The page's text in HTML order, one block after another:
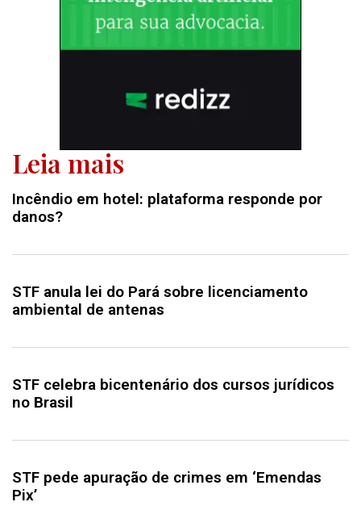
Leia mais
Incêndio em hotel: plataforma responde por
danos?
STF anula lei do Pará sobre licenciamento
ambiental de antenas
STF celebra bicentenário dos cursos jurídicos
no Brasil
STF pede apuração de crimes em ‘Emendas
Pix’